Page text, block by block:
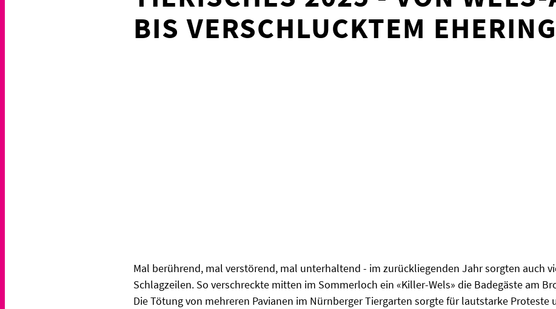
BIS VERSCHLUCKTEM EHERING
Mal berührend, mal verstörend, mal unterhaltend - im zurückliegenden Jahr sorgten auch
Schlagzeilen. So verschreckte mitten im Sommerloch ein «Killer-Wels» die Badegäste am
Die Tötung von mehreren Pavianen im Nürnberger Tiergarten sorgte für lautstarke Proteste